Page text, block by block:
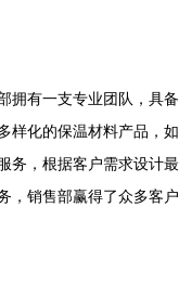
拥有一支专业团队，具备
样化的保温材料产品，如
务，根据客户需求设计最
，销售部赢得了众多客户